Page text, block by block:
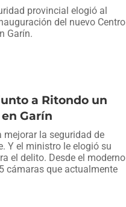
provincial elogió al
del nuevo Centro
Garín.
a Ritondo un
Garín
mejorar la seguridad de
Y el ministro le elogió su
el delito. Desde el moderno
cámaras que actualmente